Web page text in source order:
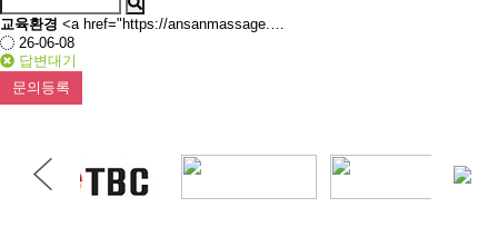
교육환경 <a href="https://ansanmassage.…
26-06-08
답변대기
문의등록